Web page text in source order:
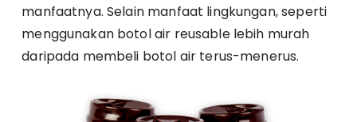
manfaatnya. Selain manfaat lingkungan, seperti
menggunakan botol air reusable lebih murah
daripada membeli botol air terus-menerus.